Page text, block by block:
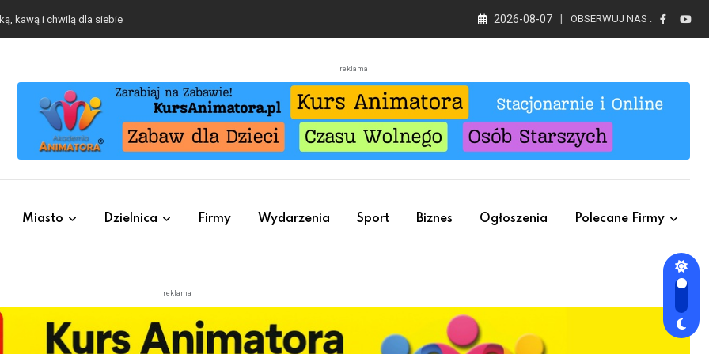
się będzie działo 2 sierpnia 2026-08-07 OBSERWUJ NAS :
reklama
Miasto Dzielnica Firmy Wydarzenia Sport Biznes Ogłoszenia Polecane Firmy
reklama